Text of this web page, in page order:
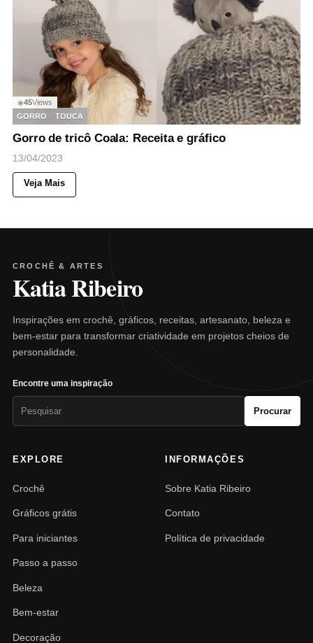
◉45Views
GORRO
TOUCA
Gorro de tricô Coala: Receita e gráfico
13/04/2023
Veja Mais
CROCHÊ & ARTES
Katia Ribeiro
Inspirações em crochê, gráficos, receitas, artesanato, beleza e
bem-estar para transformar criatividade em projetos cheios de
personalidade.
Encontre uma inspiração
Procurar
EXPLORE
Crochê
Gráficos grátis
Para iniciantes
Passo a passo
Beleza
Bem-estar
Decoração
INFORMAÇÕES
Sobre Katia Ribeiro
Contato
Política de privacidade